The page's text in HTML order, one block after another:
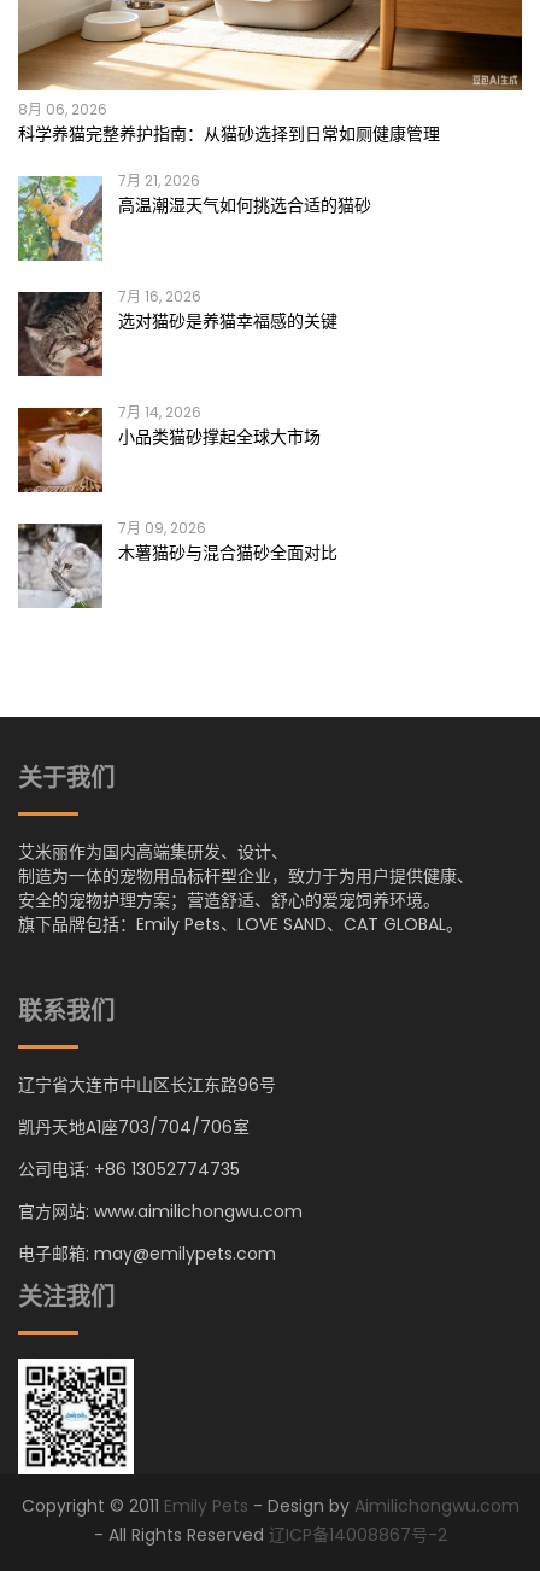
8月 06, 2026
科学养猫完整养护指南：从猫砂选择到日常如厕健康管理
7月 21, 2026
高温潮湿天气如何挑选合适的猫砂
7月 16, 2026
选对猫砂是养猫幸福感的关键
7月 14, 2026
小品类猫砂撑起全球大市场
7月 09, 2026
木薯猫砂与混合猫砂全面对比
关于我们
艾米丽作为国内高端集研发、设计、
制造为一体的宠物用品标杆型企业，致力于为用户提供健康、
安全的宠物护理方案；营造舒适、舒心的爱宠饲养环境。
旗下品牌包括：Emily Pets、LOVE SAND、CAT GLOBAL。
联系我们
辽宁省大连市中山区长江东路96号
凯丹天地A1座703/704/706室
公司电话: +86 13052774735
官方网站: www.aimilichongwu.com
电子邮箱: may@emilypets.com
关注我们
Copyright © 2011 Emily Pets - Design by Aimilichongwu.com
- All Rights Reserved 辽ICP备14008867号-2